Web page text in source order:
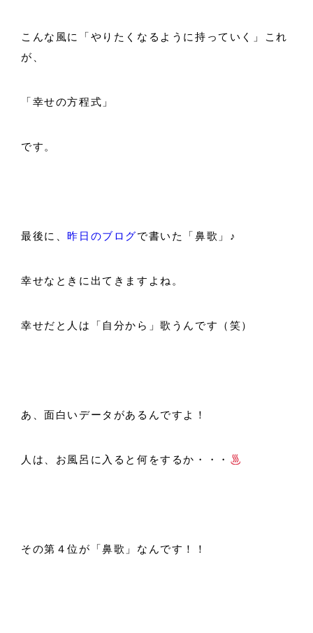
こんな風に「やりたくなるように持っていく」これ
が、
「幸せの方程式」
です。
最後に、 昨日のブログで書いた「鼻歌」♪
幸せなときに出てきますよね。
幸せだと人は「自分から」歌うんです（笑）
あ、面白いデータがあるんですよ！
人は、お風呂に入ると何をするか・・・
その第４位が「鼻歌」なんです！！